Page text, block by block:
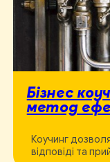
Бізнес
метод
Коучинг
відповіді та